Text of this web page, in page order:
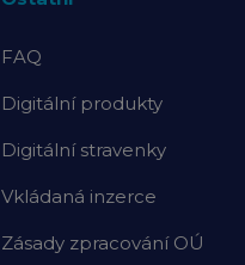
FAQ
Digitální produkty
Digitální stravenky
Vkládaná inzerce
Zásady zpracování OÚ